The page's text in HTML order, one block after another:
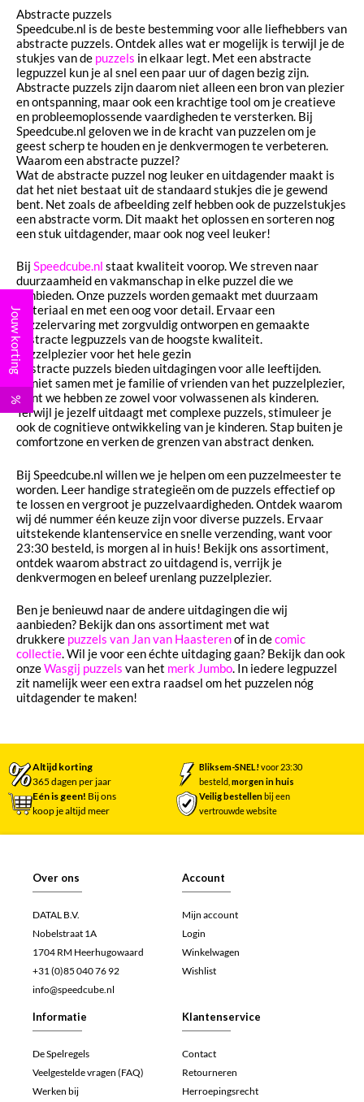
Abstracte puzzels
Speedcube.nl is de beste bestemming voor alle liefhebbers van
abstracte puzzels. Ontdek alles wat er mogelijk is terwijl je de
stukjes van de puzzels in elkaar legt. Met een abstracte
legpuzzel kun je al snel een paar uur of dagen bezig zijn.
Abstracte puzzels zijn daarom niet alleen een bron van plezier
en ontspanning, maar ook een krachtige tool om je creatieve
en probleemoplossende vaardigheden te versterken. Bij
Speedcube.nl geloven we in de kracht van puzzelen om je
geest scherp te houden en je denkvermogen te verbeteren.
Waarom een abstracte puzzel?
Wat de abstracte puzzel nog leuker en uitdagender maakt is
dat het niet bestaat uit de standaard stukjes die je gewend
bent. Net zoals de afbeelding zelf hebben ook de puzzelstukjes
een abstracte vorm. Dit maakt het oplossen en sorteren nog
een stuk uitdagender, maar ook nog veel leuker!
Bij Speedcube.nl staat kwaliteit voorop. We streven naar
duurzaamheid en vakmanschap in elke puzzel die we
aanbieden. Onze puzzels worden gemaakt met duurzaam
materiaal en met een oog voor detail. Ervaar een
puzzelervaring met zorgvuldig ontworpen en gemaakte
abstracte legpuzzels van de hoogste kwaliteit.
Puzzelplezier voor het hele gezin
Abstracte puzzels bieden uitdagingen voor alle leeftijden.
Geniet samen met je familie of vrienden van het puzzelplezier,
want we hebben ze zowel voor volwassenen als kinderen.
Terwijl je jezelf uitdaagt met complexe puzzels, stimuleer je
ook de cognitieve ontwikkeling van je kinderen. Stap buiten je
comfortzone en verken de grenzen van abstract denken.
Bij Speedcube.nl willen we je helpen om een puzzelmeester te
worden. Leer handige strategieën om de puzzels effectief op
te lossen en vergroot je puzzelvaardigheden. Ontdek waarom
wij dé nummer één keuze zijn voor diverse puzzels. Ervaar
uitstekende klantenservice en snelle verzending, want voor
23:30 besteld, is morgen al in huis! Bekijk ons assortiment,
ontdek waarom abstract zo uitdagend is, verrijk je
denkvermogen en beleef urenlang puzzelplezier.
Ben je benieuwd naar de andere uitdagingen die wij
aanbieden? Bekijk dan ons assortiment met wat
drukkere puzzels van Jan van Haasterenof in decomic
collectie. Wil je voor een échte uitdaging gaan? Bekijk dan ook
onzeWasgij puzzels van het merk Jumbo. In iedere legpuzzel
zit namelijk weer een extra raadsel om het puzzelen nóg
uitdagender te maken!
Altijd korting
365 dagen per jaar
Bliksem-SNEL!voor 23:30
besteld,morgen in huis
Eén is geen! Bij ons
koop je altijd meer
Veilig bestellenbij een
vertrouwde website
Over ons
DATAL B.V.
Nobelstraat 1A
1704 RM Heerhugowaard
+31 (0)85 040 76 92
info@speedcube.nl
Account
Mijn account
Login
Winkelwagen
Wishlist
Informatie
De Spelregels
Veelgestelde vragen (FAQ)
Werken bij
Klantenservice
Contact
Retourneren
Herroepingsrecht
Jouw korting
%